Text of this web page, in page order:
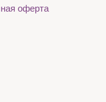
оферта